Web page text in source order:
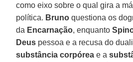
como eixo sobre o qual gira a
política. Bruno questiona os
da Encarnação, enquanto
Deus pessoa e a recusa do
substância corpórea e a